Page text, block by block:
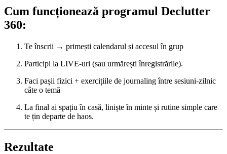
Cum funcționează programul Declutter
360:
Te înscrii → primești calendarul și accesul în grup
Participi la LIVE-uri (sau urmărești înregistrările).
Faci pașii fizici + exercițiile de journaling între sesiuni-zilnic
câte o temă
La final ai spațiu în casă, liniște în minte și rutine simple care
te țin departe de haos.
Rezultate